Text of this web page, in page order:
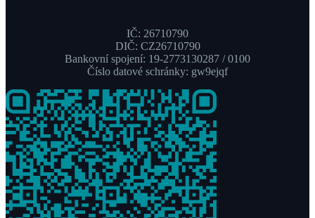
IČ: 26710790
DIČ: CZ26710790
Bankovní spojení: 19-2773130287 / 0100
Číslo datové schránky: gw9ejqf